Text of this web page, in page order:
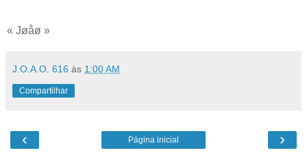
« Jøåø »
J.O.A.O. 616 às 1:00 AM
Compartilhar
‹ ›
Página inicial